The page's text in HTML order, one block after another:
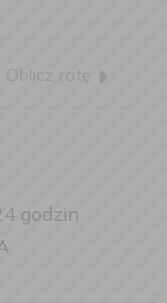
godzin